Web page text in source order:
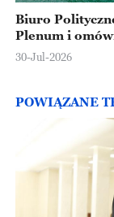
Biuro
Plenum i
30-Jul-2026
POWIĄZANE